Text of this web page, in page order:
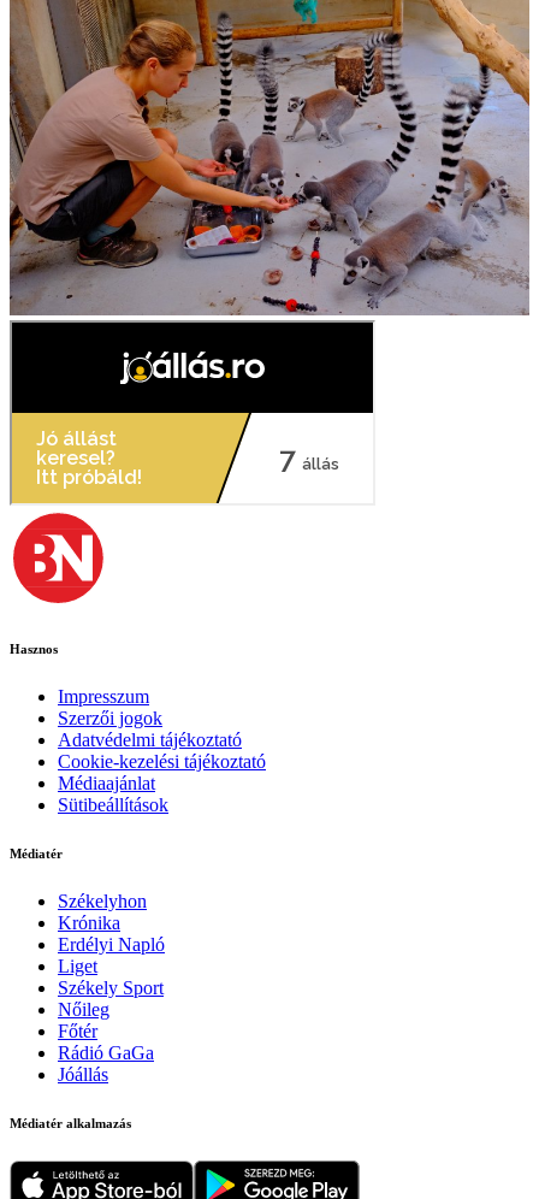
Hasznos
Impresszum
Szerzői jogok
Adatvédelmi tájékoztató
Cookie-kezelési tájékoztató
Médiaajánlat
Sütibeállítások
Médiatér
Székelyhon
Krónika
Erdélyi Napló
Liget
Székely Sport
Nőileg
Főtér
Rádió GaGa
Jóállás
Médiatér alkalmazás